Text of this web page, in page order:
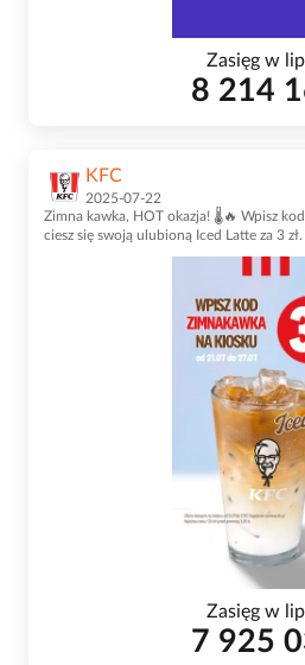
Zasięg w
8 214
KFC
2025-07-22
Zimna kawka, HOT okazja! 🌡️🔥 Wpisz
ciesz się swoją ulubioną Iced Latte za 3
Zasięg w
7 925